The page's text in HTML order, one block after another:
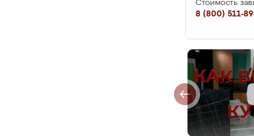
Стоимость
8 (800) 511-